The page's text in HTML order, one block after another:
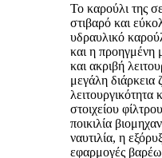
Το καρούλι της
στιβαρό και
υδραυλικό
και η προηγμένη
και ακριβή
μεγάλη
στοιχείου
ποικιλία
ναυτιλία, η
εφαρμογές